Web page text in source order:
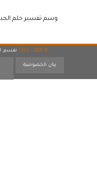
وسم تفسير حلم
© 2007 - 2026 تفسير
بيان الخصوصية